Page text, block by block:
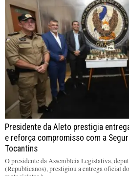
Presidente da Aleto prestigia
e reforça compromisso com a
Tocantins
O presidente da Assembleia Legislativa,
(Republicanos), prestigiou a entrega oficial